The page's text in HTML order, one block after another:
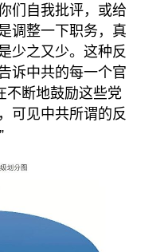
们自我批评，或给
调整一下职务，真
少之又少。这种反
诉中共的每一个官
不断地鼓励这些党
可见中共所谓的反